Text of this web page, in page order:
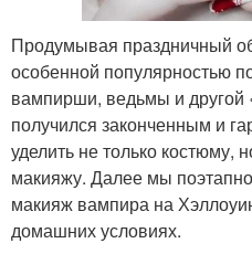
Продумывая праздничный
особенной популярностью
вампирши, ведьмы и другой
получился законченным и
уделить не только костюму,
макияжу. Далее мы
макияж вампира на
домашних условиях.